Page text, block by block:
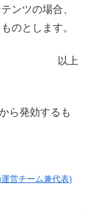
ンツの場合、
のとします。
以上
ら発効するも
営チーム兼代表)